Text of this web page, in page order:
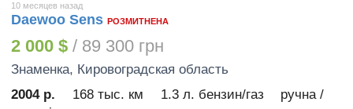
10 месяцев назад
Daewoo Sens РОЗМИТНЕНА
2 000 $ / 89 300 грн
Знаменка, Кировоградская область
2004 р.
168 тыс. км 1.3 л. бензин/газ
ручна /